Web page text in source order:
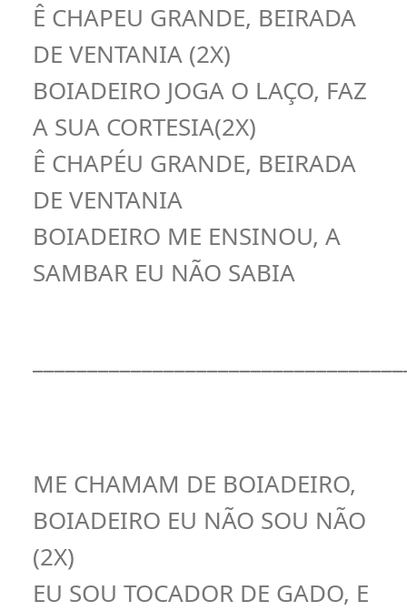
Ê CHAPEU GRANDE, BEIRADA
DE VENTANIA (2X)
BOIADEIRO JOGA O LAÇO, FAZ
A SUA CORTESIA(2X)
Ê CHAPÉU GRANDE, BEIRADA
DE VENTANIA
BOIADEIRO ME ENSINOU, A
SAMBAR EU NÃO SABIA
ME CHAMAM DE BOIADEIRO,
BOIADEIRO EU NÃO SOU NÃO
(2X)
EU SOU TOCADOR DE GADO, E